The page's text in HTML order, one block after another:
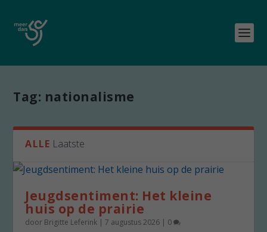
Tag: nationalisme
ALLE Laatste
Jeugdsentiment: Het kleine
huis op de prairie
door Brigitte Leferink |7 augustus 2026 | 0